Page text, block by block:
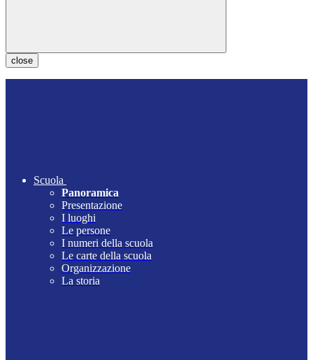
close
Scuola
Panoramica
Presentazione
I luoghi
Le persone
I numeri della scuola
Le carte della scuola
Organizzazione
La storia